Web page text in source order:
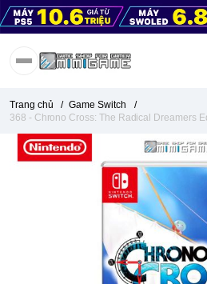
Trang chủ / Game Switch
/
368 - Chrono Cross: The Radical Dreamers